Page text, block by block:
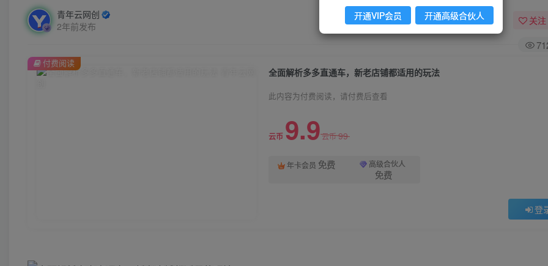
青年云网创
2年前发布
关注
全面解析多多直通车，​新老店铺都适用的玩法
此内容为付费阅读，请付费后查看
云币 9.9云币99
年卡会员 免费 高级合伙人
免费
登
付费阅读
开通VIP会员 开通高级合伙人